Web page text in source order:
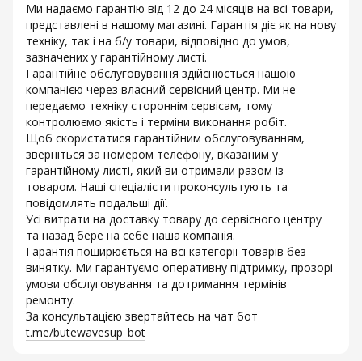
Ми надаємо гарантію від 12 до 24 місяців на всі товари,
представлені в нашому магазині. Гарантія діє як на нову
техніку, так і на б/у товари, відповідно до умов,
зазначених у гарантійному листі.
Гарантійне обслуговування здійснюється нашою
компанією через власний сервісний центр. Ми не
передаємо техніку стороннім сервісам, тому
контролюємо якість і терміни виконання робіт.
Щоб скористатися гарантійним обслуговуванням,
зверніться за номером телефону, вказаним у
гарантійному листі, який ви отримали разом із
товаром. Наші спеціалісти проконсультують та
повідомлять подальші дії.
Усі витрати на доставку товару до сервісного центру
та назад бере на себе наша компанія.
Гарантія поширюється на всі категорії товарів без
винятку. Ми гарантуємо оперативну підтримку, прозорі
умови обслуговування та дотримання термінів
ремонту.
За консультацією звертайтесь на чат бот
t.me/butewavesup_bot